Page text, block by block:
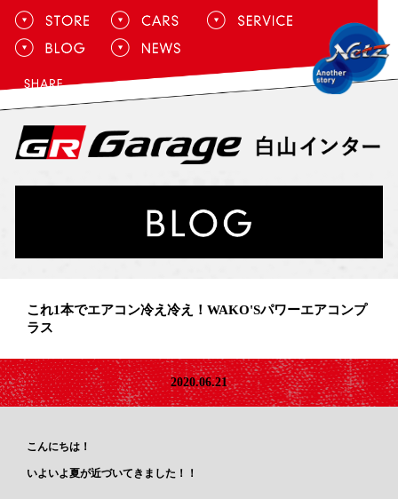
これ1本でエアコン冷え冷え！WAKO'Sパワーエアコンプ
ラス
2020.06.21
こんにちは！
いよいよ夏が近づいてきました！！